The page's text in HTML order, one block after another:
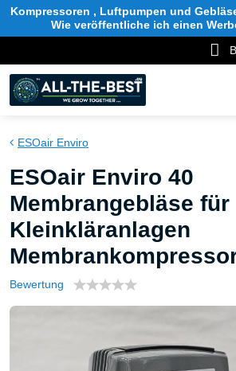
Kompressoren , Luftpumpen und
Wie veröffentliche ich einen
ESOair Enviro
ESOair Enviro 40
Membrangebläse für
Kleinkläranlagen
Bewertung